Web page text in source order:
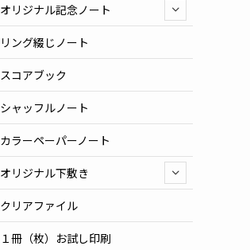
オリジナル記念ノート
リング綴じノート
スコアブック
シャッフルノート
カラーペーパーノート
オリジナル下敷き
クリアファイル
１冊（枚）お試し印刷